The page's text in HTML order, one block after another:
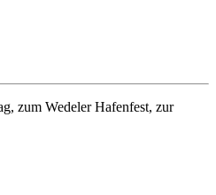
zum Wedeler Hafenfest, zur